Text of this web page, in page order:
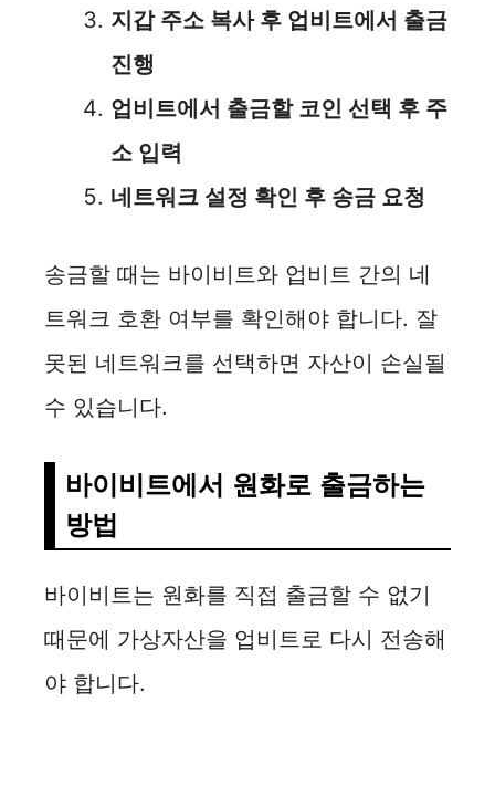
지갑 주소 복사 후 업비트에서 출금
진행
업비트에서 출금할 코인 선택 후 주
소 입력
네트워크 설정 확인 후 송금 요청
송금할 때는 바이비트와 업비트 간의 네
트워크 호환 여부를 확인해야 합니다. 잘
못된 네트워크를 선택하면 자산이 손실될
수 있습니다.
바이비트에서 원화로 출금하는
방법
바이비트는 원화를 직접 출금할 수 없기
때문에 가상자산을 업비트로 다시 전송해
야 합니다.